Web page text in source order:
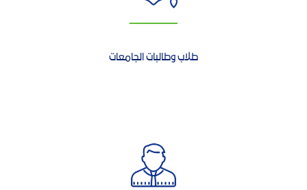
طلاب وطالبات الجامعات